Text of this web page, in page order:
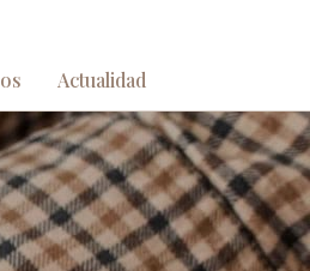
Actualidad